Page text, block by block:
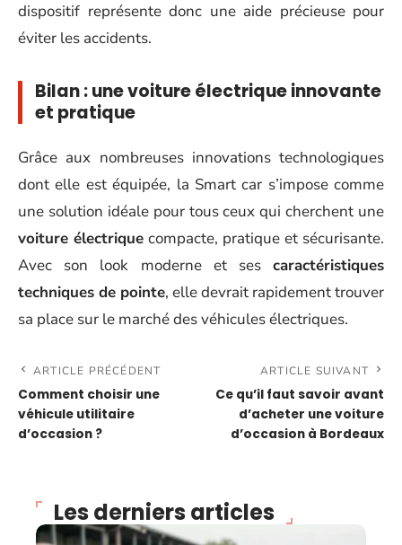
dispositif représente donc une aide précieuse pour
éviter les accidents.
Bilan : unevoiture électriqueinnovante
et pratique
Grâce aux nombreuses innovations technologiques
dont elle est équipée, la Smart car s’impose comme
une solution idéale pour tous ceux qui cherchent une
voiture électrique compacte, pratique et sécurisante.
Avec son look moderne et ses caractéristiques
techniques de pointe, elle devrait rapidement trouver
sa place sur le marché des véhicules électriques.
ARTICLE PRÉCÉDENT
Comment choisir une
véhicule utilitaire
d’occasion ?
ARTICLE SUIVANT
Ce qu’il faut savoir avant
d’acheter une voiture
d’occasion à Bordeaux
Les derniers articles